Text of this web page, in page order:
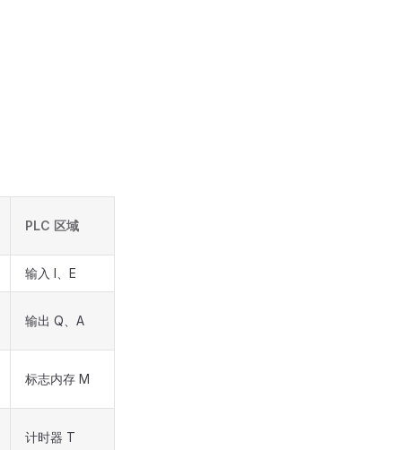
PLC 区域
输入 I、E
输出 Q、A
标志内存 M
计时器 T